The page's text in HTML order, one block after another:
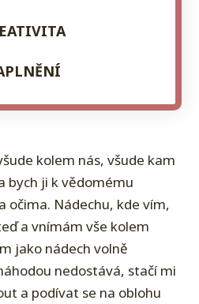
kolem nás, všude kam
bych ji k vědomému
očima. Nádechu, kde vím,
a vnímám vše kolem
jako nádech volně
nedostává, stačí mi
a podívat se na oblohu